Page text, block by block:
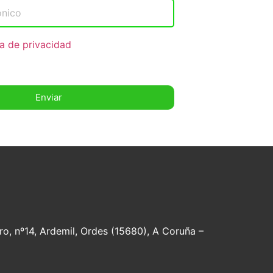
de privacidad
Enviar
nº14, Ardemil, Ordes (15680), A Coruña –